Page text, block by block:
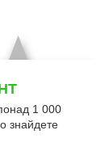
1 000
знайдете